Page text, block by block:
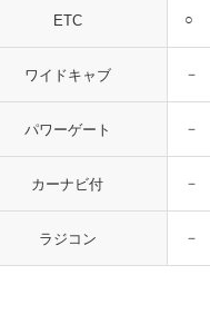
ETC ○
ワイドキャブ －
パワーゲート －
カーナビ付 －
ラジコン －